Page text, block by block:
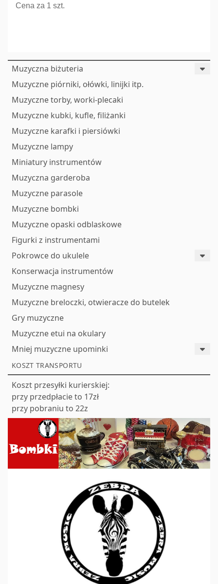
Muzyczna biżuteria
Muzyczne piórniki, ołówki, linijki itp.
Muzyczne torby, worki-plecaki
Muzyczne kubki, kufle, filiżanki
Muzyczne karafki i piersiówki
Muzyczne lampy
Miniatury instrumentów
Muzyczna garderoba
Muzyczne parasole
Muzyczne bombki
Muzyczne opaski odblaskowe
Figurki z instrumentami
Pokrowce do ukulele
Konserwacja instrumentów
Muzyczne magnesy
Muzyczne breloczki, otwieracze do butelek
Gry muzyczne
Muzyczne etui na okulary
Mniej muzyczne upominki
KOSZT TRANSPORTU
Koszt przesyłki kurierskiej:
przy przedpłacie to 17zł
przy pobraniu to 22z
Cena za 1 szt.